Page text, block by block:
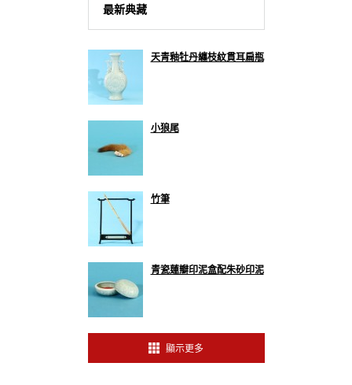
最新典藏
天青釉牡丹纏枝紋貫耳扁瓶
小狼尾
竹筆
青瓷蓮瓣印泥盒配朱砂印泥
顯示更多